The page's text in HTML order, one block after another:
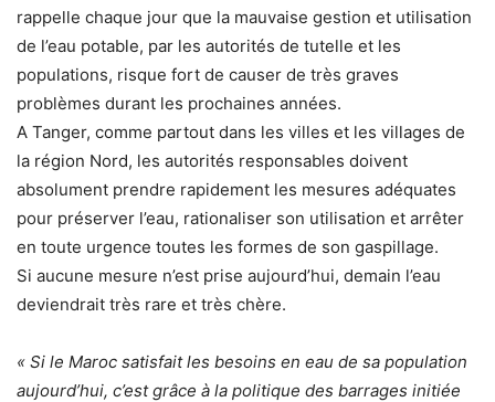
rappelle chaque jour que la mauvaise gestion et utilisation
de l’eau potable, par les autorités de tutelle et les
populations, risque fort de causer de très graves
problèmes durant les prochaines années.
A Tanger, comme partout dans les villes et les villages de
la région Nord, les autorités responsables doivent
absolument prendre rapidement les mesures adéquates
pour préserver l’eau, rationaliser son utilisation et arrêter
en toute urgence toutes les formes de son gaspillage.
Si aucune mesure n’est prise aujourd’hui, demain l’eau
deviendrait très rare et très chère.
« Si le Maroc satisfait les besoins en eau de sa population
aujourd’hui, c’est grâce à la politique des barrages initiée